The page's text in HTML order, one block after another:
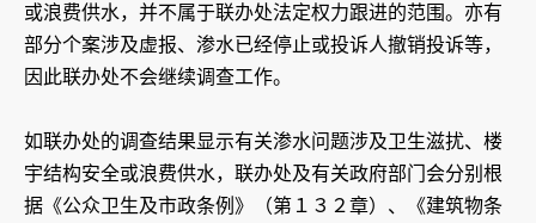
或浪费供水，并不属于联办处法定权力跟进的范围。亦有
部分个案涉及虚报、渗水已经停止或投诉人撤销投诉等，
因此联办处不会继续调查工作。
如联办处的调查结果显示有关渗水问题涉及卫生滋扰、楼
宇结构安全或浪费供水，联办处及有关政府部门会分别根
据《公众卫生及市政条例》（第１３２章）、《建筑物条